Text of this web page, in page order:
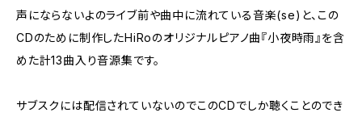
声にならないよのライブ前や曲中に流れている音楽(se)と、この
CDのために制作したHiRoのオリジナルピアノ曲『小夜時雨』を含
めた計13曲入り音源集です。
サブスクには配信されていないのでこのCDでしか聴くことのでき